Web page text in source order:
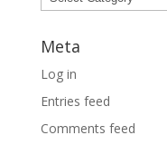
Meta
Log in
Entries feed
Comments feed